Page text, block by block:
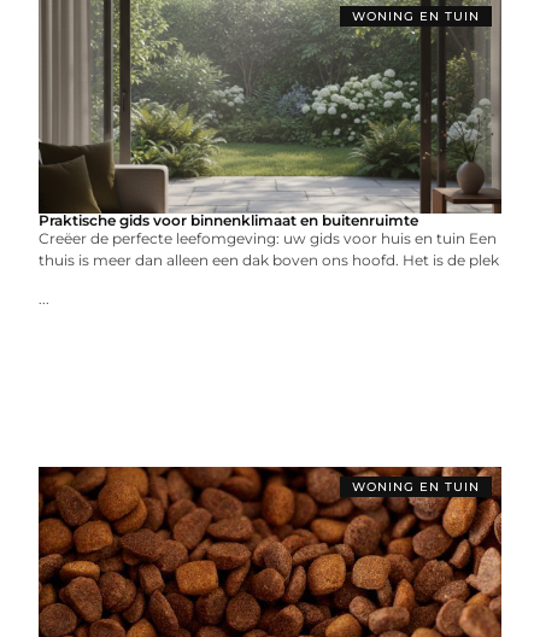
WONING EN TUIN
Praktische gids voor binnenklimaat en buitenruimte
Creëer de perfecte leefomgeving: uw gids voor huis en tuin Een
thuis is meer dan alleen een dak boven ons hoofd. Het is de plek
...
WONING EN TUIN